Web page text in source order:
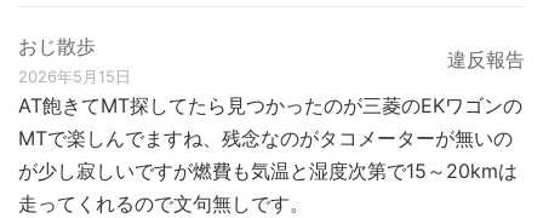
おじ散歩
2026年5月15日
違反報告
AT飽きてMT探してたら見つかったのが三菱のEKワゴンの
MTで楽しんでますね、残念なのがタコメーターが無いの
が少し寂しいですが燃費も気温と湿度次第で15～20kmは
走ってくれるので文句無しです。